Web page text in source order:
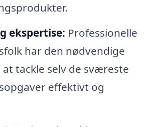
ekspertise: Professionelle
har den nødvendige
tackle selv de sværeste
effektivt og